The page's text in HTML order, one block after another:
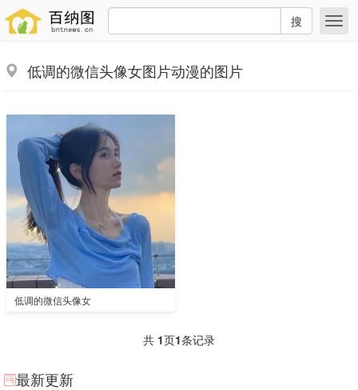
搜
低调的微信头像女图片动漫的图片
低调的微信头像女
共 1页1条记录
最新更新